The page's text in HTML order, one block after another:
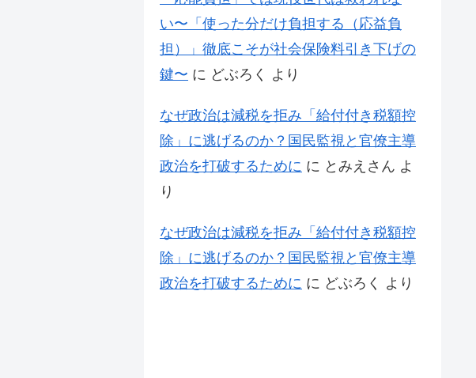
い〜「使った分だけ負担する（応益負
担）」徹底こそが社会保険料引き下げの
鍵〜 に どぶろく より
なぜ政治は減税を拒み「給付付き税額控
除」に逃げるのか？国民監視と官僚主導
政治を打破するために に とみえさん よ
り
なぜ政治は減税を拒み「給付付き税額控
除」に逃げるのか？国民監視と官僚主導
政治を打破するために に どぶろく より